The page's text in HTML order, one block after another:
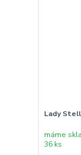
Lady
máme
36 ks